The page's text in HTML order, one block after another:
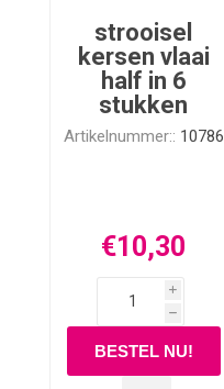
strooisel
kersen vlaai
half in 6
stukken
Artikelnummer:: 10786
€10,30
i
h